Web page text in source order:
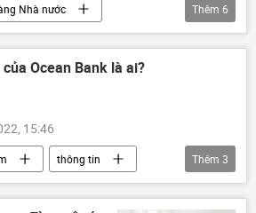
Nhà nước
hàng
Kinh tế
Kinh doanh
Thêm 6
Ocean Bank là ai?
15:46
thông tin
tế
Thêm 3